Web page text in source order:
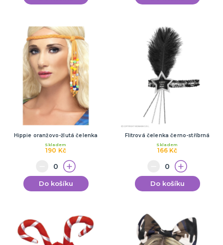
Hippie oranžovo-žlutá čelenka
190 Kč
Skladem
Do košíku
Flitrová čelenka černo-stříbrná
166 Kč
Skladem
Do košíku